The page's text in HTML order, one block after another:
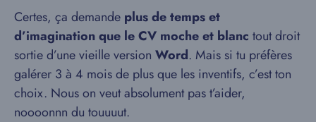
Certes, ça demande plus de temps et
d’imagination que le CV moche et blanc tout droit
sortie d’une vieille version Word. Mais si tu préfères
galérer 3 à 4 mois de plus que les inventifs, c’est ton
choix. Nous on veut absolument pas t’aider,
noooonnn du touuuut.